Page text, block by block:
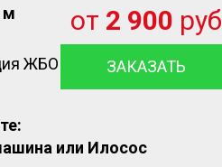
м
ЖБО
от 2 900 руб
ЗАКАЗАТЬ
или Илосос